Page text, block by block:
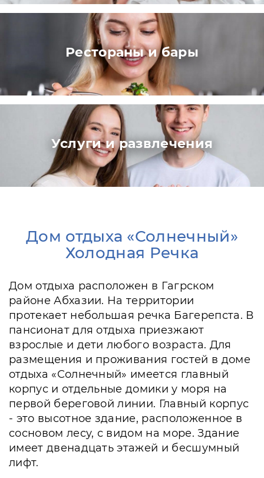
Рестораны и бары
Услуги и развлечения
Дом отдыха «Солнечный»
Холодная Речка
Дом отдыха расположен в Гагрском
районе Абхазии. На территории
протекает небольшая речка Багерепста. В
пансионат для отдыха приезжают
взрослые и дети любого возраста. Для
размещения и проживания гостей в доме
отдыха «Солнечный» имеется главный
корпус и отдельные домики у моря на
первой береговой линии. Главный корпус
- это высотное здание, расположенное в
сосновом лесу, с видом на море. Здание
имеет двенадцать этажей и бесшумный
лифт.